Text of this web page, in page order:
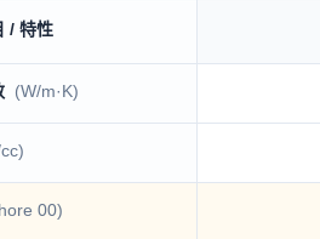
technical specification table
/ 特性
(W/m·K)
00)